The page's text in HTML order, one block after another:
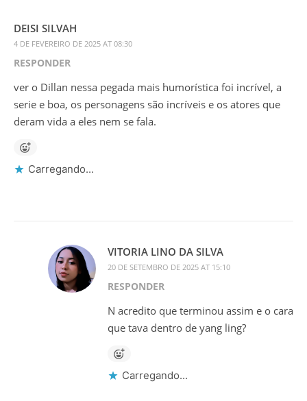
DEISI SILVAH
4 DE FEVEREIRO DE 2025 AT 08:30
RESPONDER
ver o Dillan nessa pegada mais humorística foi incrível, a
serie e boa, os personagens são incríveis e os atores que
deram vida a eles nem se fala.
Carregando...
VITORIA LINO DA SILVA
20 DE SETEMBRO DE 2025 AT 15:10
RESPONDER
N acredito que terminou assim e o cara
que tava dentro de yang ling?
Carregando...